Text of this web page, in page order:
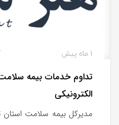
1 ماه پیش
تداوم خدمات بیمه
الکترونیکی
مدیرکل بیمه سلامت استان